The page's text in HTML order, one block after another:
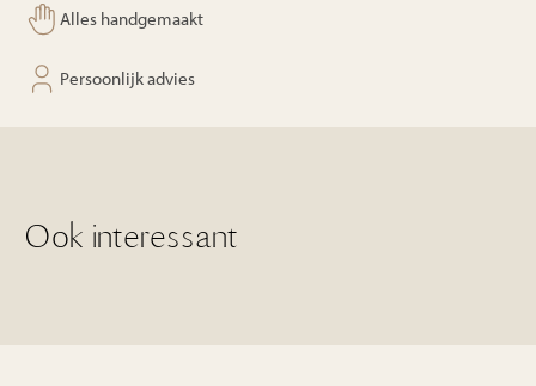
Alles handgemaakt
Persoonlijk advies
Ook interessant